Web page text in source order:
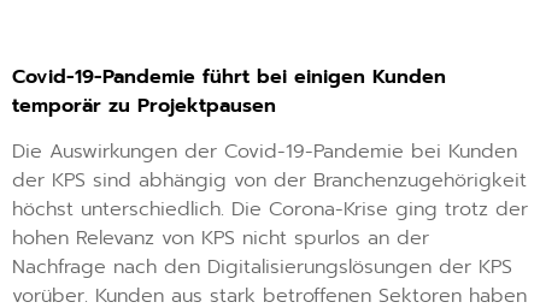
Covid-19-Pandemie führt bei einigen Kunden
temporär zu Projektpausen
Die Auswirkungen der Covid-19-Pandemie bei Kunden
der KPS sind abhängig von der Branchenzugehörigkeit
höchst unterschiedlich. Die Corona-Krise ging trotz der
hohen Relevanz von KPS nicht spurlos an der
Nachfrage nach den Digitalisierungslösungen der KPS
vorüber. Kunden aus stark betroffenen Sektoren haben